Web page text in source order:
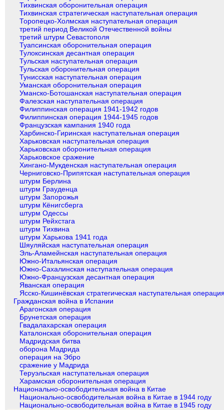
Тихвинская оборонительная операция
Тихвинская стратегическая наступательная операция
Торопецко-Холмская наступательная операция
третий период Великой Отечественной войны
третий штурм Севастополя
Туапсинская оборонительная операция
Тулоксинская десантная операция
Тульская наступательная операция
Тульская оборонительная операция
Тунисская наступательная операция
Уманская оборонительная операция
Уманско-Ботошанская наступательная операция
Фалезская наступательная операция
Филиппинская операция 1941-1942 годов
Филиппинская операция 1944-1945 годов
Французская кампания 1940 года
Харбинско-Гиринская наступательная операция
Харьковская наступательная операция
Харьковская оборонительная операция
Харьковское сражение
Хингано-Мукденская наступательная операция
Черниговско-Припятская наступательная операция
штурм Берлина
штурм Грауденца
штурм Запорожья
штурм Кёнигсберга
штурм Одессы
штурм Рейхстага
штурм Тихвина
штурм Харькова 1941 года
Шяуляйская наступательная операция
Эль-Аламейнская наступательная операция
Южно-Итальянская операция
Южно-Сахалинская наступательная операция
Южно-Французская десантная операция
Яванская операция
Ясско-Кишинёвская стратегическая наступательная
Гражданская война в Испании
Арагонская операция
Брунетская операция
Гвадалахарская операция
Каталонская оборонительная операция
Мадридская битва
оборона Мадрида
операция на Эбро
сражение у Мадрида
Теруэльская наступательная операция
Харамская оборонительная операция
Национально-освободительная война в Китае
Национально-освободительная война в Китае в 1944 году
Национально-освободительная война в Китае в 1945 году